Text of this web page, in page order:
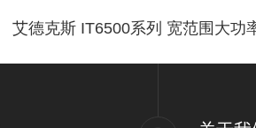
艾德克斯 IT6500系列 宽范围大功